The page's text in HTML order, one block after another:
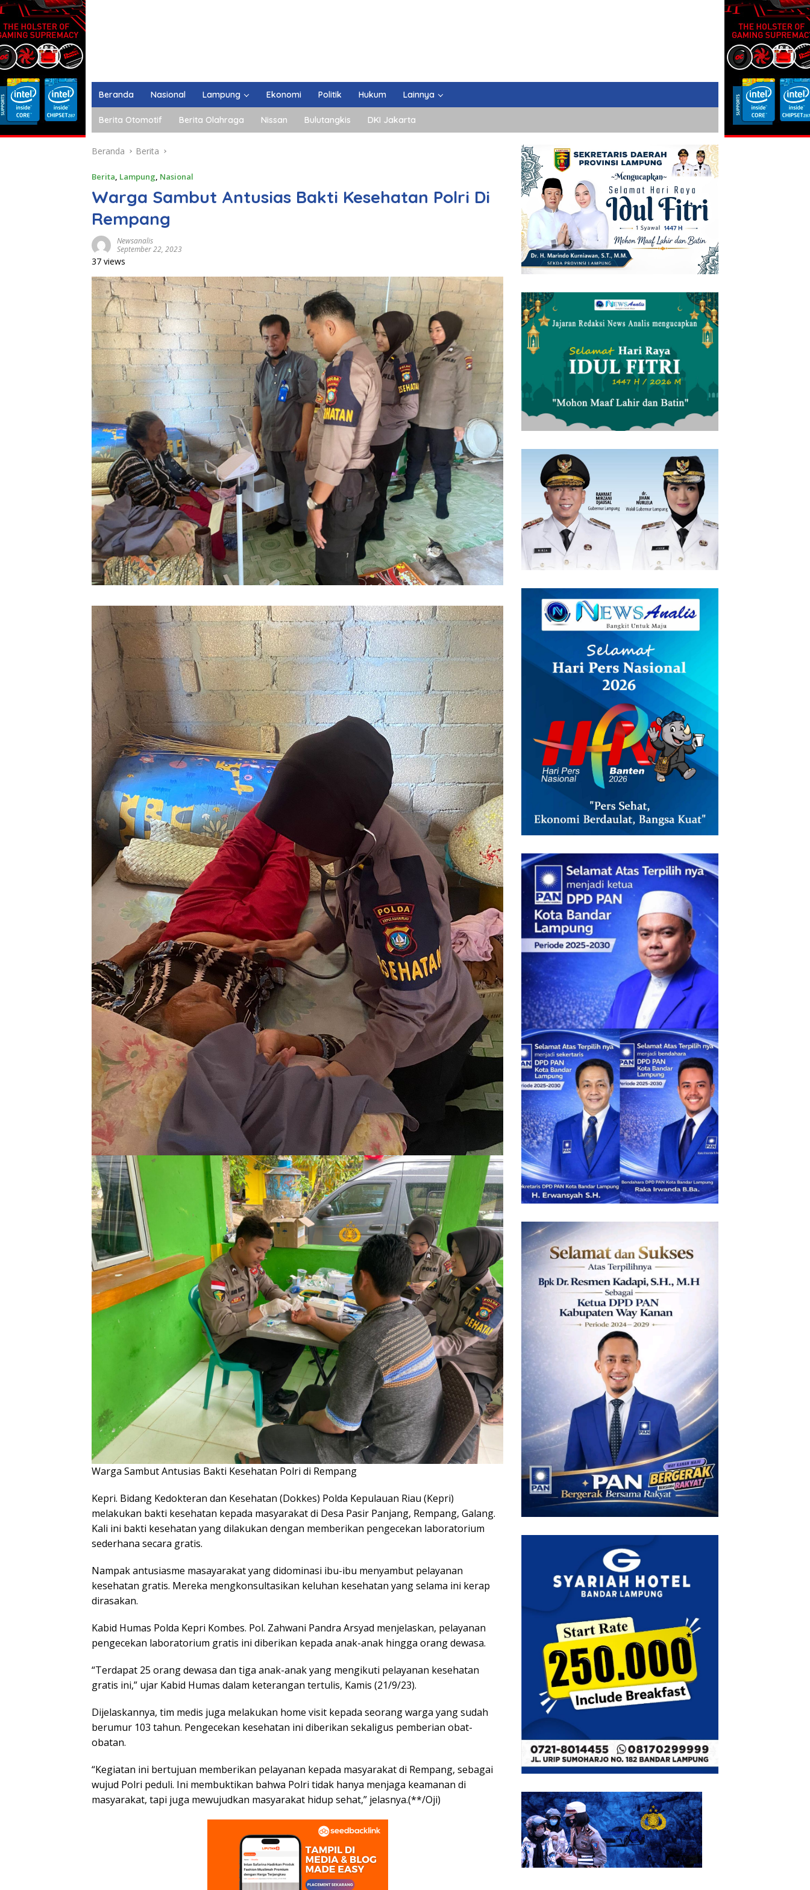
Beranda Nasional Lampung Ekonomi Politik Hukum Lainnya
Berita Otomotif Berita Olahraga Nissan Bulutangkis DKI Jakarta
Beranda Berita
Berita, Lampung, Nasional
Warga Sambut Antusias Bakti Kesehatan Polri Di
Rempang
Newsanalis
September 22, 2023
37 views
Warga Sambut Antusias Bakti Kesehatan Polri di Rempang
Kepri. Bidang Kedokteran dan Kesehatan (Dokkes) Polda Kepulauan Riau (Kepri)
melakukan bakti kesehatan kepada masyarakat di Desa Pasir Panjang, Rempang, Galang.
Kali ini bakti kesehatan yang dilakukan dengan memberikan pengecekan laboratorium
sederhana secara gratis.
Nampak antusiasme masayarakat yang didominasi ibu-ibu menyambut pelayanan
kesehatan gratis. Mereka mengkonsultasikan keluhan kesehatan yang selama ini kerap
dirasakan.
Kabid Humas Polda Kepri Kombes. Pol. Zahwani Pandra Arsyad menjelaskan, pelayanan
pengecekan laboratorium gratis ini diberikan kepada anak-anak hingga orang dewasa.
“Terdapat 25 orang dewasa dan tiga anak-anak yang mengikuti pelayanan kesehatan
gratis ini,” ujar Kabid Humas dalam keterangan tertulis, Kamis (21/9/23).
Dijelaskannya, tim medis juga melakukan home visit kepada seorang warga yang sudah
berumur 103 tahun. Pengecekan kesehatan ini diberikan sekaligus pemberian obat-
obatan.
“Kegiatan ini bertujuan memberikan pelayanan kepada masyarakat di Rempang, sebagai
wujud Polri peduli. Ini membuktikan bahwa Polri tidak hanya menjaga keamanan di
masyarakat, tapi juga mewujudkan masyarakat hidup sehat,” jelasnya.(**/Oji)